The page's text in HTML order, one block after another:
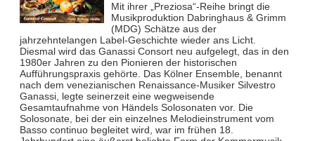
Mit ihrer „Preziosa“-Reihe bringt die
Musikproduktion Dabringhaus & Grimm
(MDG) Schätze aus der
jahrzehntelangen Label-Geschichte wieder ans Licht.
Diesmal wird das Ganassi Consort neu aufgelegt, das in den
1980er Jahren zu den Pionieren der historischen
Aufführungspraxis gehörte. Das Kölner Ensemble, benannt
nach dem venezianischen Renaissance-Musiker Silvestro
Ganassi, legte seinerzeit eine wegweisende
Gesamtaufnahme von Händels Solosonaten vor. Die
Solosonate, bei der ein einzelnes Melodieinstrument vom
Basso continuo begleitet wird, war im frühen 18.